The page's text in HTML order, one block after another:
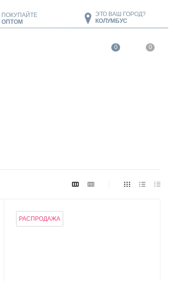
ПОКУПАЙТЕ
ОПТОМ
ЭТО ВАШ ГОРОД?
КОЛУМБУС
0 0
РАСПРОДАЖА